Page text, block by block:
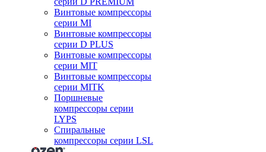
Винтовые компрессоры
серии MI
Винтовые компрессоры
серии D PLUS
Винтовые компрессоры
серии MIT
Винтовые компрессоры
серии MITK
Поршневые
компрессоры серии
LYPS
Спиральные
компрессоры серии LSL